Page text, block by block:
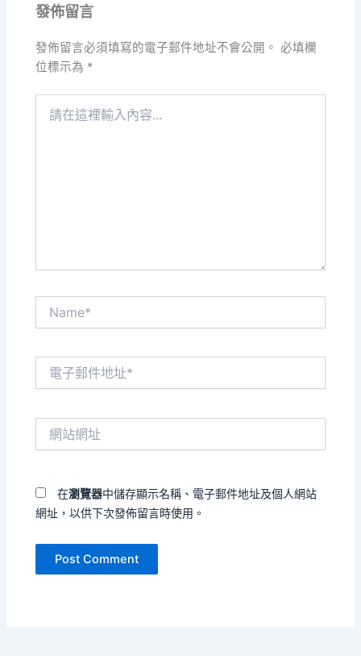
發佈留言
發佈留言必須填寫的電子郵件地址不會公開。 必填欄
位標示為 *
在瀏覽器中儲存顯示名稱、電子郵件地址及個人網站
網址，以供下次發佈留言時使用。